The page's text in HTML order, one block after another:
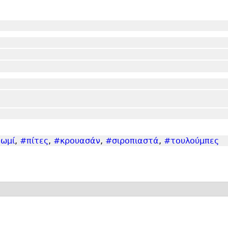
, #πίτες, #κρουασάν, #σιροπιαστά, #τουλούμπες